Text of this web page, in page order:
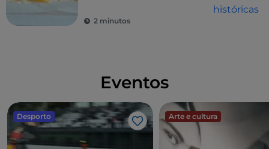
2 minutos
Eventos
Desporto
Gosto
Arte e cultura